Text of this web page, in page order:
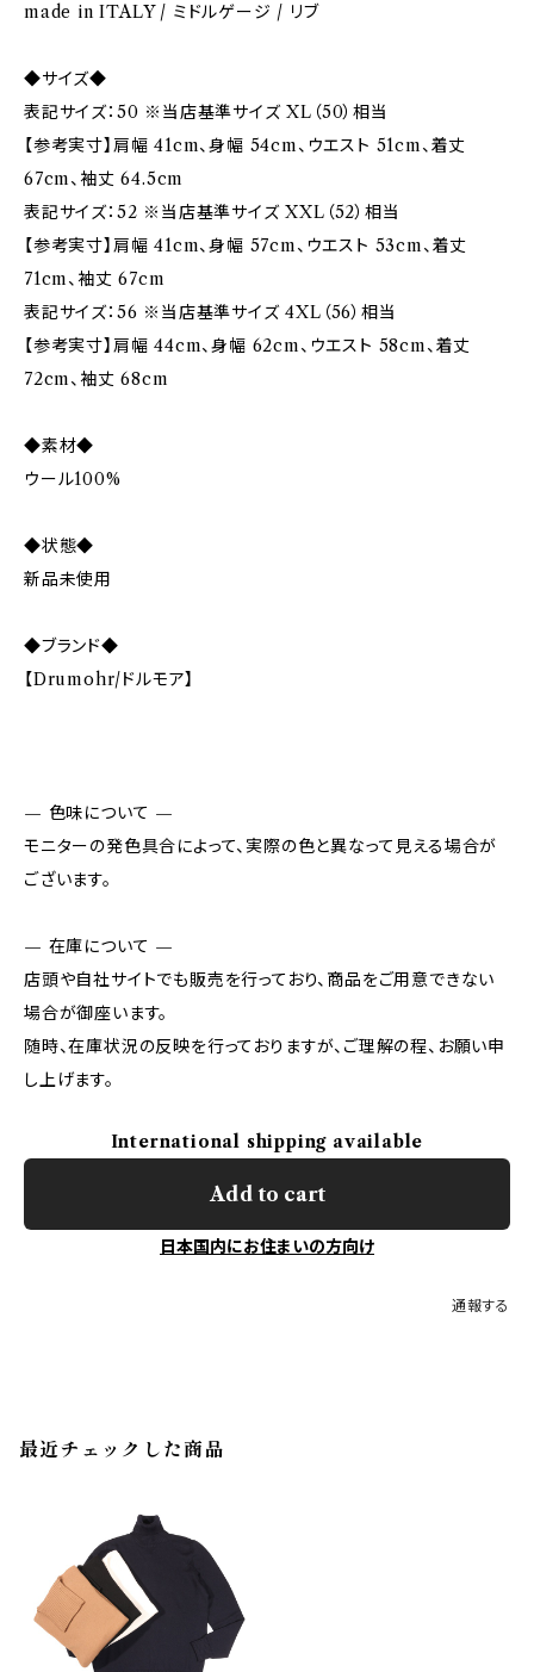
made in ITALY / ミドルゲージ / リブ
◆サイズ◆
表記サイズ：50 ※当店基準サイズ XL（50）相当
【参考実寸】肩幅 41cm、身幅 54cm、ウエスト 51cm、着丈
67cm、袖丈 64.5cm
表記サイズ：52 ※当店基準サイズ XXL（52）相当
【参考実寸】肩幅 41cm、身幅 57cm、ウエスト 53cm、着丈
71cm、袖丈 67cm
表記サイズ：56 ※当店基準サイズ 4XL（56）相当
【参考実寸】肩幅 44cm、身幅 62cm、ウエスト 58cm、着丈
72cm、袖丈 68cm
◆素材◆
ウール100%
◆状態◆
新品未使用
◆ブランド◆
【Drumohr/ドルモア】
— 色味について —
モニターの発色具合によって、実際の色と異なって見える場合が
ございます。
— 在庫について —
店頭や自社サイトでも販売を行っており、商品をご用意できない
場合が御座います。
随時、在庫状況の反映を行っておりますが、ご理解の程、お願い申
し上げます。
International shipping available
Add to cart
日本国内にお住まいの方向け
通報する
最近チェックした商品